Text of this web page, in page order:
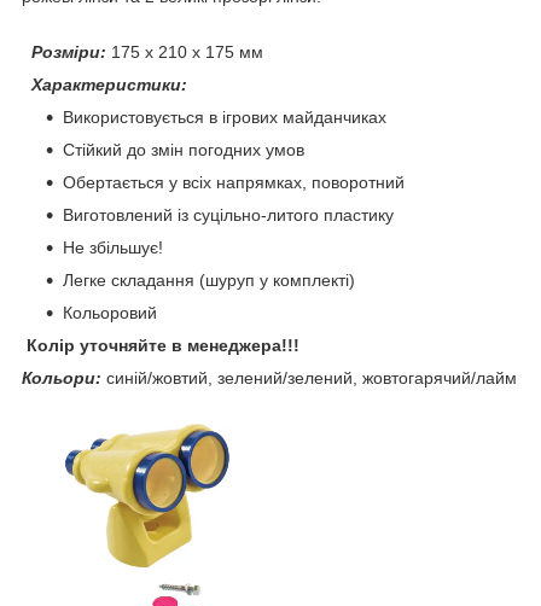
Розміри: 175 x 210 x 175 мм
Характеристики:
Використовується в ігрових майданчиках
Стійкий до змін погодних умов
Обертається у всіх напрямках, поворотний
Виготовлений із суцільно-литого пластику
Не збільшує!
Легке складання (шуруп у комплекті)
Кольоровий
Колір уточняйте в менеджера!!!
Кольори: синій/жовтий, зелений/зелений, жовтогарячий/лайм